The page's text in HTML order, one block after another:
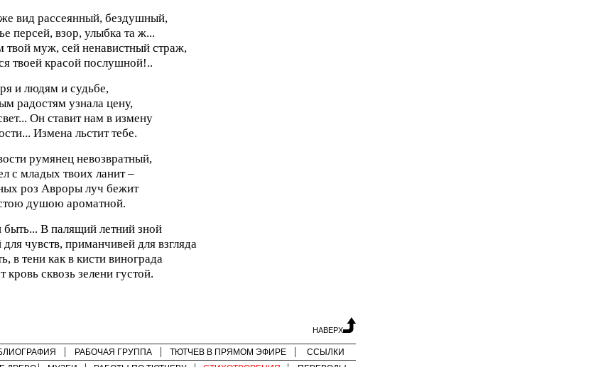
вид рассеянный, бездушный,
персей, взор, улыбка та ж...
муж, сей ненавистный страж,
твоей красой послушной!..
и людям и судьбе,
радостям узнала цену,
Он ставит нам в измену
Измена льстит тебе.
румянец невозвратный,
с младых твоих ланит –
роз Авроры луч бежит
душою ароматной.
быть... В палящий летний зной
чувств, приманчивей для взгляда
в тени как в кисти винограда
кровь сквозь зелени густой.
НАВЕРХ
РАБОЧАЯ ГРУППА ТЮТЧЕВ В ПРЯМОМ ЭФИРЕ
ССЫЛКИ